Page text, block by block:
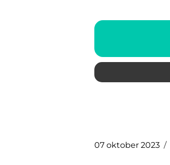
07 oktober 2023